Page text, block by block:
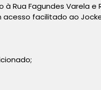
Rua Fagundes Varela e
facilitado ao